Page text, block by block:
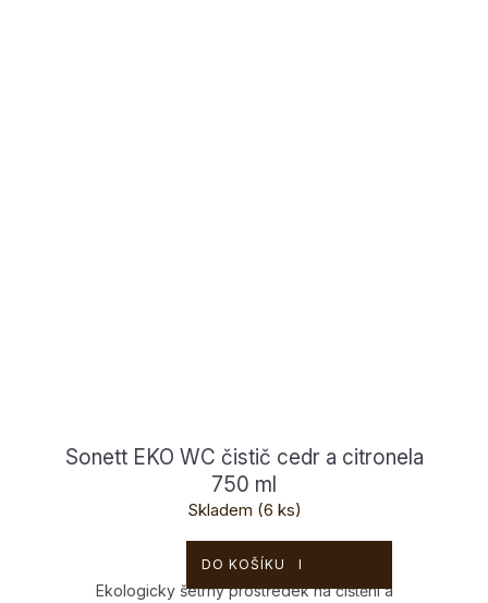
Sonett EKO WC čistič cedr a citronela
750 ml
Skladem (6 ks)
DO KOŠÍKU
Ekologicky šetrný prostředek na čištění a